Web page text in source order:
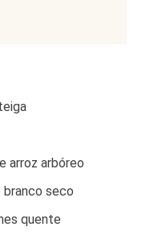
arroz arbóreo
branco seco
quente